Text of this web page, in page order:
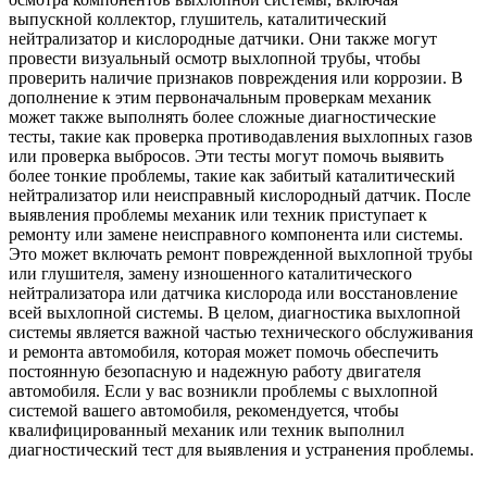
выпускной коллектор, глушитель, каталитический
нейтрализатор и кислородные датчики. Они также могут
провести визуальный осмотр выхлопной трубы, чтобы
проверить наличие признаков повреждения или коррозии. В
дополнение к этим первоначальным проверкам механик
может также выполнять более сложные диагностические
тесты, такие как проверка противодавления выхлопных газов
или проверка выбросов. Эти тесты могут помочь выявить
более тонкие проблемы, такие как забитый каталитический
нейтрализатор или неисправный кислородный датчик. После
выявления проблемы механик или техник приступает к
ремонту или замене неисправного компонента или системы.
Это может включать ремонт поврежденной выхлопной трубы
или глушителя, замену изношенного каталитического
нейтрализатора или датчика кислорода или восстановление
всей выхлопной системы. В целом, диагностика выхлопной
системы является важной частью технического обслуживания
и ремонта автомобиля, которая может помочь обеспечить
постоянную безопасную и надежную работу двигателя
автомобиля. Если у вас возникли проблемы с выхлопной
системой вашего автомобиля, рекомендуется, чтобы
квалифицированный механик или техник выполнил
диагностический тест для выявления и устранения проблемы.